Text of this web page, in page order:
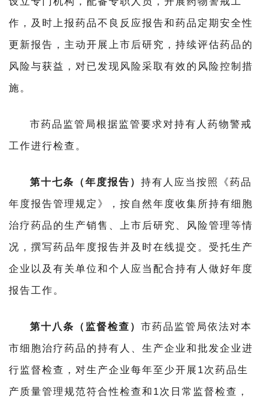
作，及时上报药品不良反应报告和药品定期安全性
更新报告，主动开展上市后研究，持续评估药品的
风险与获益，对已发现风险采取有效的风险控制措
施。
市药品监管局根据监管要求对持有人药物警戒
工作进行检查。
第十七条（年度报告） 持有人应当按照《药品
年度报告管理规定》，按自然年度收集所持有细胞
治疗药品的生产销售、上市后研究、风险管理等情
况，撰写药品年度报告并及时在线提交。受托生产
企业以及有关单位和个人应当配合持有人做好年度
报告工作。
第十八条（监督检查） 市药品监管局依法对本
市细胞治疗药品的持有人、生产企业和批发企业进
行监督检查，对生产企业每年至少开展1次药品生
产质量管理规范符合性检查和1次日常监督检查，